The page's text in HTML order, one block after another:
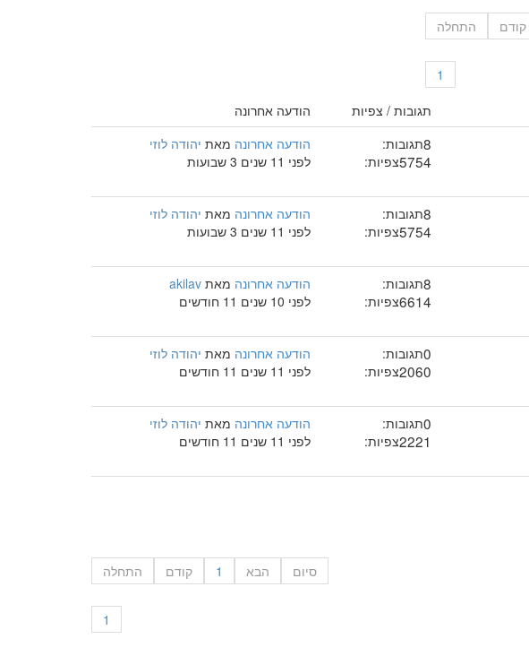
התחלה קודם
1
תגובות / צפיות הודעה אחרונה
תגובות:8
צפיות:5754
הודעה אחרונה מאת יהודה לוזי
לפני 11 שנים 3 שבועות
תגובות:8
צפיות:5754
הודעה אחרונה מאת יהודה לוזי
לפני 11 שנים 3 שבועות
תגובות:8
צפיות:6614
הודעה אחרונה מאת akilav
לפני 10 שנים 11 חודשים
תגובות:0
צפיות:2060
הודעה אחרונה מאת יהודה לוזי
לפני 11 שנים 11 חודשים
תגובות:0
צפיות:2221
הודעה אחרונה מאת יהודה לוזי
לפני 11 שנים 11 חודשים
התחלה קודם 1 הבא סיום
1